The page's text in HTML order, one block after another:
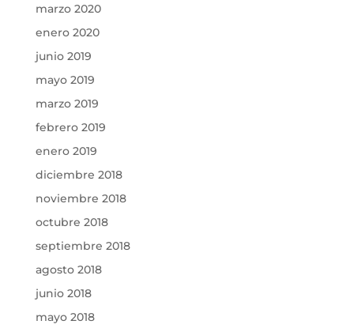
marzo 2020
enero 2020
junio 2019
mayo 2019
marzo 2019
febrero 2019
enero 2019
diciembre 2018
noviembre 2018
octubre 2018
septiembre 2018
agosto 2018
junio 2018
mayo 2018